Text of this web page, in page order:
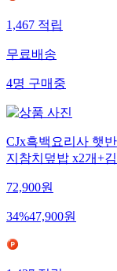
1,467적립
무료배송
4명구매중
CJx흑백요리사 햇
지참치덮밥 x2개+
72,900원
34%47,900원